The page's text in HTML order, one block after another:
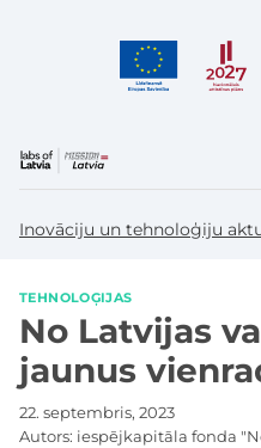
Inovāciju un tehnoloģiju
TEHNOLOĢIJAS
No Latvijas
jaunus
22. septembris, 2023
Autors: iespējkapitāla fonda